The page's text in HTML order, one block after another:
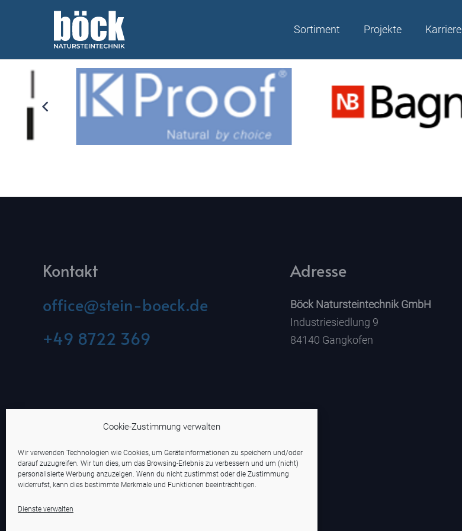
Cookie-Zustimmung verwalten
Wir verwenden Technologien wie Cookies, um Geräteinformationen zu speichern und/oder
darauf zuzugreifen. Wir tun dies, um das Browsing-Erlebnis zu verbessern und um (nicht)
personalisierte Werbung anzuzeigen. Wenn du nicht zustimmst oder die Zustimmung
widerrufst, kann dies bestimmte Merkmale und Funktionen beeinträchtigen.
Dienste verwalten
Sortiment Projekte Karriere
Kontakt
office@stein-boeck.de
+49 8722 369
Adresse
Böck Natursteintechnik GmbH
Industriesiedlung 9
84140 Gangkofen